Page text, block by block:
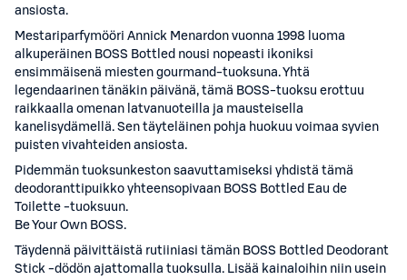
ansiosta.
Mestariparfymööri Annick Menardon vuonna 1998 luoma
alkuperäinen BOSS Bottled nousi nopeasti ikoniksi
ensimmäisenä miesten gourmand-tuoksuna. Yhtä
legendaarinen tänäkin päivänä, tämä BOSS-tuoksu erottuu
raikkaalla omenan latvanuoteilla ja mausteisella
kanelisydämellä. Sen täyteläinen pohja huokuu voimaa syvien
puisten vivahteiden ansiosta.
Pidemmän tuoksunkeston saavuttamiseksi yhdistä tämä
deodoranttipuikko yhteensopivaan BOSS Bottled Eau de
Toilette -tuoksuun.
Be Your Own BOSS.
Täydennä päivittäistä rutiiniasi tämän BOSS Bottled Deodorant
Stick -dödön ajattomalla tuoksulla. Lisää kainaloihin niin usein